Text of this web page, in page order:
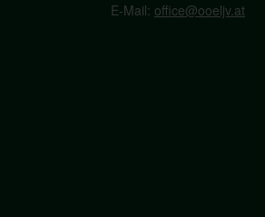
E-Mail: office@ooeljv.at